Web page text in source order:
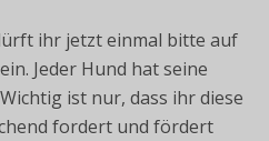
ihr jetzt einmal bitte auf
Jeder Hund hat seine
ist nur, dass ihr diese
fordert und fördert